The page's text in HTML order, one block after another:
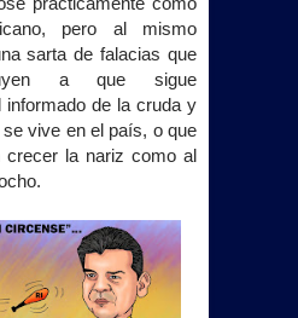
pero al mismo
sarta de falacias que
a que sigue
informado de la cruda y
vive en el país, o que
crecer la nariz como al